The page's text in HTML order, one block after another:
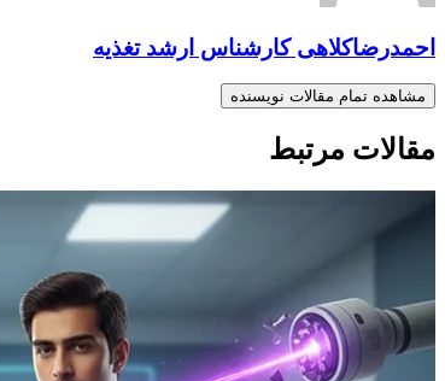
احمدرضاکلاهی کارشناس ارشد تغذیه
مشاهده تمام مقالات نویسنده
مقالات مرتبط